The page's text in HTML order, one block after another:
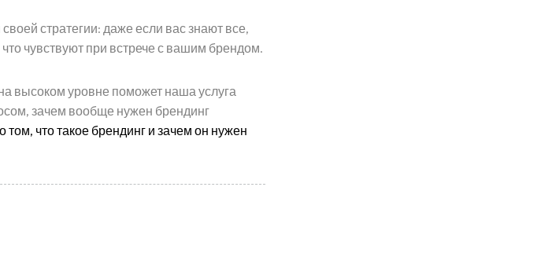
стратегии: даже если вас знают все,
чувствуют при встрече с вашим брендом.
высоком уровне поможет наша услуга
зачем вообще нужен брендинг
о том, что такое брендинг и зачем он нужен